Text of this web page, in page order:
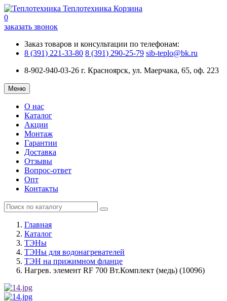
Теплотехника Корзина
0
заказать звонок
Заказ товаров и консультации по телефонам:
8 (391) 221-33-80 8 (391) 290-25-79 sib-teplo@bk.ru
8-902-940-03-26 г. Красноярск, ул. Маерчака, 65, оф. 223
Меню
О нас
Каталог
Акции
Монтаж
Гарантии
Доставка
Отзывы
Вопрос-ответ
Опт
Контакты
Главная
Каталог
ТЭНы
ТЭНы для водонагревателей
ТЭН на прижимном фланце
Нагрев. элемент RF 700 Вт.Комплект (медь) (10096)